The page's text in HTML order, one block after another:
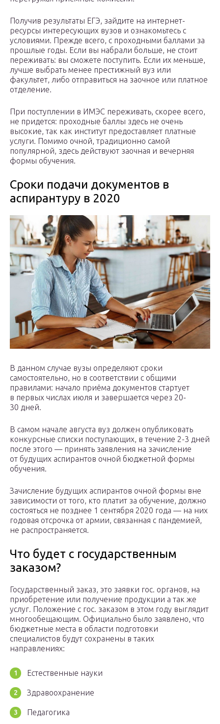
Получив результаты ЕГЭ, зайдите на интернет-
ресурсы интересующих вузов и ознакомьтесь с
условиями. Прежде всего, с проходными баллами за
прошлые годы. Если вы набрали больше, не стоит
переживать: вы сможете поступить. Если их меньше,
лучше выбрать менее престижный вуз или
факультет, либо отправиться на заочное или платное
отделение.
При поступлении в ИМЭС переживать, скорее всего,
не придется: проходные баллы здесь не очень
высокие, так как институт предоставляет платные
услуги. Помимо очной, традиционно самой
популярной, здесь действуют заочная и вечерняя
формы обучения.
Сроки подачи документов в
аспирантуру в 2020
В данном случае вузы определяют сроки
самостоятельно, но в соответствии с общими
правилами: начало приёма документов стартует
в первых числах июля и завершается через 20-
30 дней.
В самом начале августа вуз должен опубликовать
конкурсные списки поступающих, в течение 2-3 дней
после этого — принять заявления на зачисление
от будущих аспирантов очной бюджетной формы
обучения.
Зачисление будущих аспирантов очной формы вне
зависимости от того, кто платит за обучение, должно
состояться не позднее 1 сентября 2020 года — на них
годовая отсрочка от армии, связанная с пандемией,
не распространяется.
Что будет с государственным
заказом?
Государственный заказ, это заявки гос. органов, на
приобретение или получение продукции а так же
услуг. Положение с гос. заказом в этом году выглядит
многообещающим. Официально было заявлено, что
бюджетные места в области подготовки
специалистов будут сохранены в таких
направлениях:
Естественные науки
Здравоохранение
Педагогика